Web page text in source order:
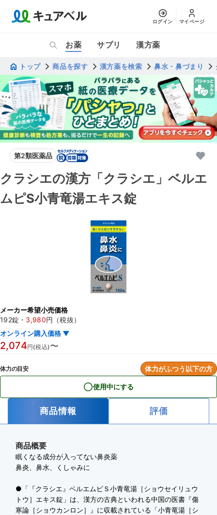
ログイン マイページ
お薬 サプリ 漢方薬
トップ 商品を探す 漢方薬を検索 鼻水・鼻づまり
第2類医薬品
クラシエの漢方「クラシエ」ベルエ
ムピS小青竜湯エキス錠
メーカー希望小売価格
192錠 ・ 3,980円（税抜）
オンライン購入価格 ▼
2,074円(税込)〜
体力の目安 体力がふつう以下の方
使用中にする
商品情報 評価
商品概要
眠くなる成分が入ってない鼻炎薬
鼻炎、鼻水、くしゃみに
●「『クラシエ』ベルエムピＳ小青竜湯［ショウセイリュウ
トウ］エキス錠」は、漢方の古典といわれる中国の医書『傷
寒論［ショウカンロン］』に収載されている「小青竜湯［シ